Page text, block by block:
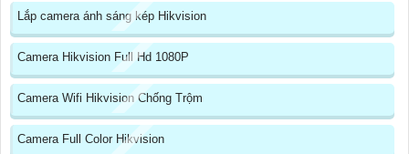
Lắp camera ánh sáng kép Hikvision
Camera Hikvision Full Hd 1080P
Camera Wifi Hikvision Chống Trộm
Camera Full Color Hikvision